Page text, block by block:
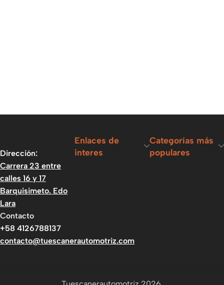
Dirección:
Carrera 23 entre
calles 16 y 17
Barquisimeto. Edo
Lara
Contacto
+58 4126788137
contacto@tuescanerautomotriz.com
Enlaces de
interes
Categorías más
populares